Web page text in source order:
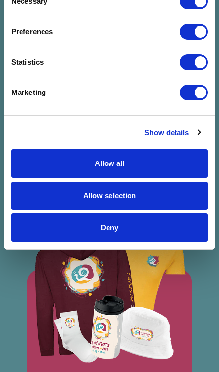
Selection
Preferences
Statistics
Marketing
Show details
Allow all
Allow selection
Deny
Nincs találat a
megadott
szűrésre